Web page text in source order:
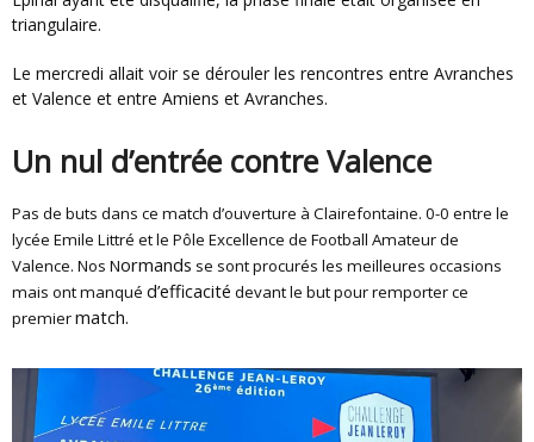
triangulaire.
Le mercredi allait voir se dérouler les rencontres entre Avranches
et Valence et entre Amiens et Avranches.
Un nul d’entrée contre Valence
Pas de buts dans ce match d’ouverture à Clairefontaine. 0-0 entre le
lycée Emile Littré et le Pôle Excellence de Football Amateur de
Valence. Nos Normands se sont procurés les meilleures occasions
mais ont manqué d’efficacité devant le but pour remporter ce
premiermatch.